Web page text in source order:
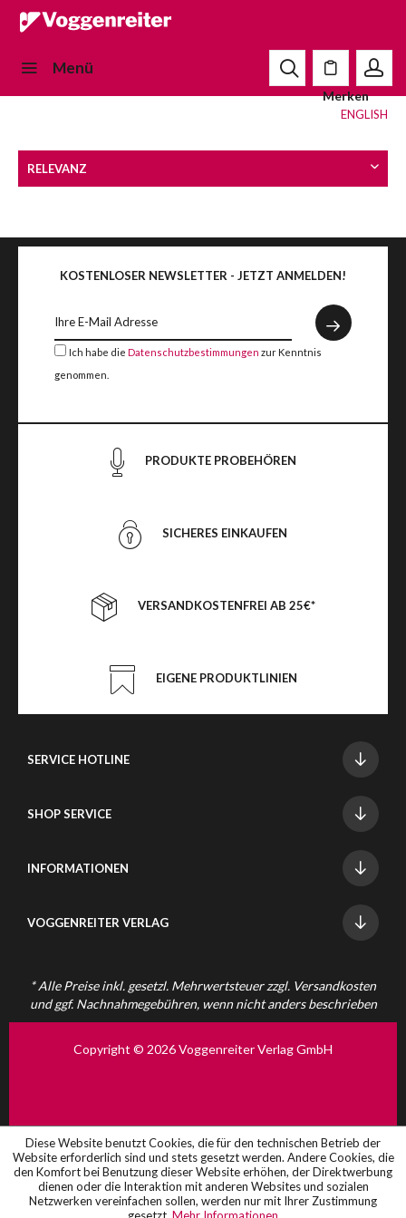
Menü
Merken
ENGLISH
KOSTENLOSER NEWSLETTER - JETZT ANMELDEN!
Ich habe die Datenschutzbestimmungen zur Kenntnis
genommen.
PRODUKTE PROBEHÖREN
SICHERES EINKAUFEN
VERSANDKOSTENFREI AB 25€*
EIGENE PRODUKTLINIEN
SERVICE HOTLINE
SHOP SERVICE
INFORMATIONEN
VOGGENREITER VERLAG
* Alle Preise inkl. gesetzl. Mehrwertsteuer zzgl. Versandkosten
und ggf. Nachnahmegebühren, wenn nicht anders beschrieben
Copyright © 2026 Voggenreiter Verlag GmbH
Diese Website benutzt Cookies, die für den technischen Betrieb der
Website erforderlich sind und stets gesetzt werden. Andere Cookies, die
den Komfort bei Benutzung dieser Website erhöhen, der Direktwerbung
dienen oder die Interaktion mit anderen Websites und sozialen
Netzwerken vereinfachen sollen, werden nur mit Ihrer Zustimmung